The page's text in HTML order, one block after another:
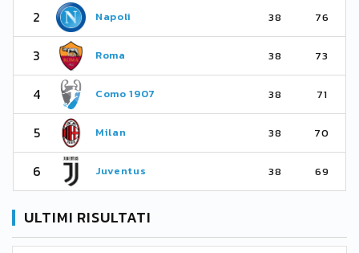
2 Napoli 38 76
3 Roma 38 73
4 Como 1907 38 71
5 Milan 38 70
6 Juventus 38 69
ULTIMI RISULTATI